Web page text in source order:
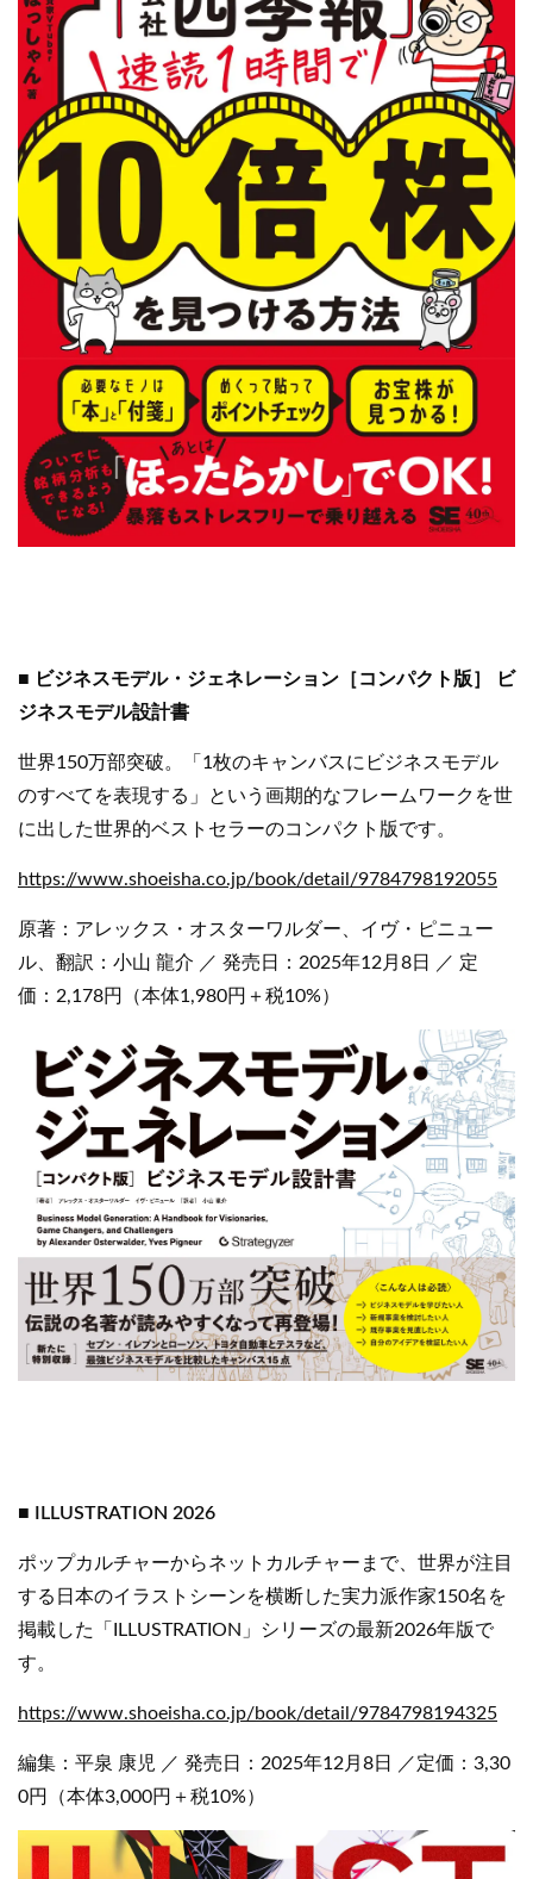
■ ビジネスモデル・ジェネレーション［コンパクト版］ ビ
ジネスモデル設計書
世界150万部突破。「1枚のキャンバスにビジネスモデル
のすべてを表現する」という画期的なフレームワークを世
に出した世界的ベストセラーのコンパクト版です。
https://www.shoeisha.co.jp/book/detail/9784798192055
原著：アレックス・オスターワルダー、イヴ・ピニュー
ル、翻訳：小山 龍介 ／ 発売日：2025年12月8日 ／ 定
価：2,178円（本体1,980円＋税10%）
■ ILLUSTRATION 2026
ポップカルチャーからネットカルチャーまで、世界が注目
する日本のイラストシーンを横断した実力派作家150名を
掲載した「ILLUSTRATION」シリーズの最新2026年版で
す。
https://www.shoeisha.co.jp/book/detail/9784798194325
編集：平泉 康児 ／ 発売日：2025年12月8日 ／定価：3,30
0円（本体3,000円＋税10%）